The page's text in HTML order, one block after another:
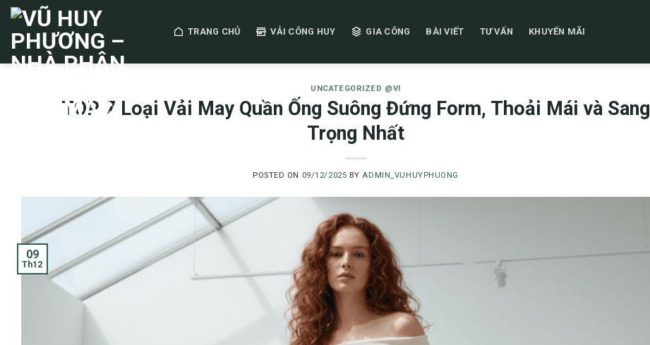
Skip
content
TRANG CHỦ VẢI CÔNG HUY GIA CÔNG BÀI VIẾT TƯ VẤN KHUYẾN MÃI
UNCATEGORIZED @VI
TOP 7 Loại Vải May Quần Ống Suông Đứng Form, Thoải Mái và Sang
Trọng Nhất
POSTED ON 09/12/2025 BY ADMIN_VUHUYPHUONG
09
Th12